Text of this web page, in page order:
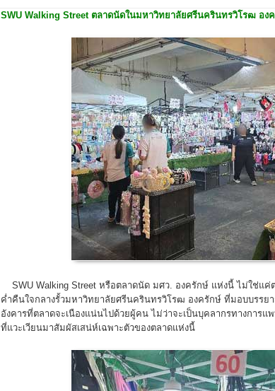
SWU Walking Street ตลาดนัดในมหาวิทยาลัยศรีนครินทรวิโรฒ อง
SWU Walking Street หรือตลาดนัด มศว. องครักษ์ แห่งนี้ ไม่ใช่แค่
ค่ำคืนใจกลางรั้วมหาวิทยาลัยศรีนครินทรวิโรฒ องครักษ์ ที่มอบบรรย
อังคารที่ตลาดจะเนืองแน่นไปด้วยผู้คน ไม่ว่าจะเป็นบุคลากรทางกา
ที่แวะเวียนมาสัมผัสเสน่ห์เฉพาะตัวของตลาดแห่งนี้